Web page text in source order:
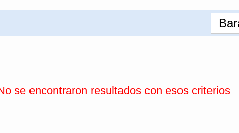
se encontraron resultados con esos criterios